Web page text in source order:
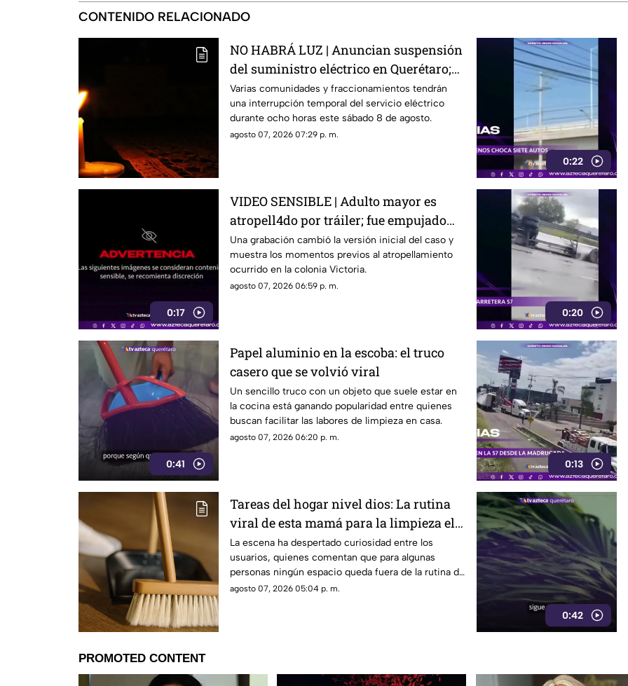
CONTENIDO RELACIONADO
NO HABRÁ LUZ | Anuncian suspensión
del suministro eléctrico en Querétaro;
estás serán las zonas afectadas
Varias comunidades y fraccionamientos tendrán
una interrupción temporal del servicio eléctrico
durante ocho horas este sábado 8 de agosto.
agosto 07, 2026 07:29 p. m.
0:22
0:17
VIDEO SENSIBLE | Adulto mayor es
atropell4do por tráiler; fue empujado
antes de m0rir
Una grabación cambió la versión inicial del caso y
muestra los momentos previos al atropellamiento
ocurrido en la colonia Victoria.
agosto 07, 2026 06:59 p. m.
0:20
0:41
Papel aluminio en la escoba: el truco
casero que se volvió viral
Un sencillo truco con un objeto que suele estar en
la cocina está ganando popularidad entre quienes
buscan facilitar las labores de limpieza en casa.
agosto 07, 2026 06:20 p. m.
0:13
Tareas del hogar nivel dios: La rutina
viral de esta mamá para la limpieza el
techo
La escena ha despertado curiosidad entre los
usuarios, quienes comentan que para algunas
personas ningún espacio queda fuera de la rutina de
limpieza
agosto 07, 2026 05:04 p. m.
0:42